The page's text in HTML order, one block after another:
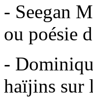
- Seegan
ou poésie
-
haïjins sur